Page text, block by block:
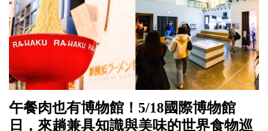
午餐肉也有博物館！5/18國際博物館
日，來趟兼具知識與美味的世界食物巡